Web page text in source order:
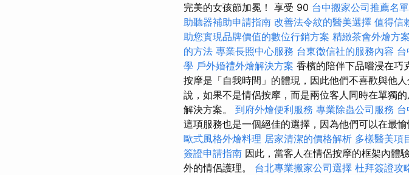
完美的女孩節加冕！ 享受 90 台中搬家公司推薦名單
助聽器補助申請指南 改善法令紋的醫美選擇 值得信
助您實現品牌價值的數位行銷方案 精緻茶會外燴方案
的方法 專業長照中心服務 台東徵信社的服務內容
學 戶外婚禮外燴解決方案 香檳的陪伴下品嚐浸在巧
按摩是「自我時間」的體現，因此他們不喜歡與他
說，如果不是情侶按摩，而是兩位客人同時在單獨
解決方案。 到府外燴便利服務 專業除蟲公司服務
這項服務也是一個絕佳的選擇，因為他們可以在最
歐式風格外燴料理 居家清潔的價格解析 多樣醫美項
簽證申請指南 因此，當客人在情侶按摩的框架內體
外的情侶護理。 台北專業搬家公司選擇 杜拜簽證攻